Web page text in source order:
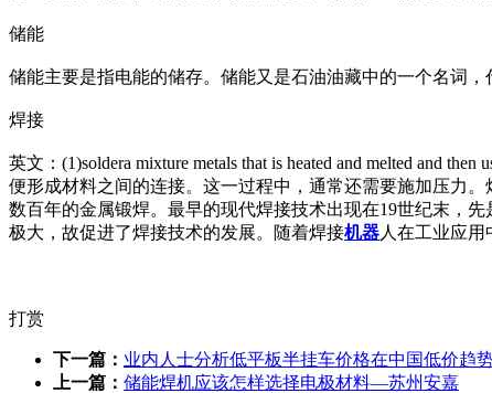
储能
储能主要是指电能的储存。储能又是石油油藏中的一个名词，
焊接
英文：(1)soldera mixture metals that is heated and melted and then
便形成材料之间的连接。这一过程中，通常还需要施加压力
数百年的金属锻焊。最早的现代焊接技术出现在19世纪末，
极大，故促进了焊接技术的发展。随着焊接机器人在工业应
打赏
下一篇： 业内人士分析低平板半挂车价格在中国低价趋
上一篇： 储能焊机应该怎样选择电极材料—苏州安嘉